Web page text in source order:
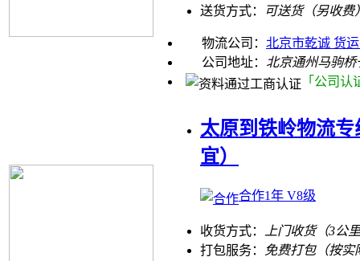
送货方式：
可送货（另收费
物流公司： 北京市乾诚 货
公司地址： 北京通州马驹
「公司认
太原到铁岭物流
宜）
合作1年 V8级
收货方式： 上门收货（3公
打包服务： 免费打包（按实